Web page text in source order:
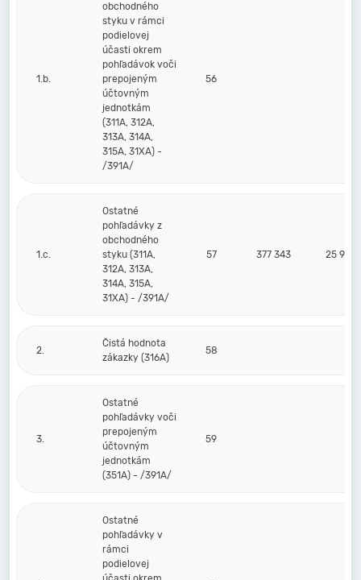
1.b.
obchodného
styku v rámci
podielovej
účasti okrem
pohľadávok voči
prepojeným
účtovným
jednotkám
(311A, 312A,
313A, 314A,
315A, 31XA) -
/391A/
56
1.c.
Ostatné
pohľadávky z
obchodného
styku (311A,
312A, 313A,
314A, 315A,
31XA) - /391A/
57 377 343 25 926
2.
Čistá hodnota
zákazky (316A)
58
3.
Ostatné
pohľadávky voči
prepojeným
účtovným
jednotkám
(351A) - /391A/
59
Ostatné
pohľadávky v
rámci
podielovej